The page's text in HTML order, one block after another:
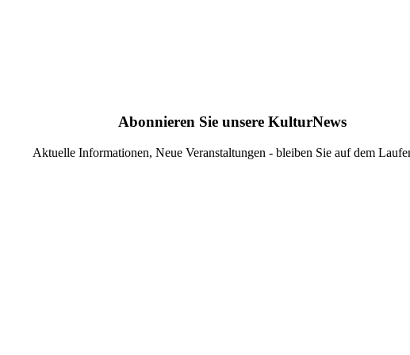
Abonnieren Sie unsere KulturNews
Aktuelle Informationen, Neue Veranstaltungen - bleiben Sie auf dem